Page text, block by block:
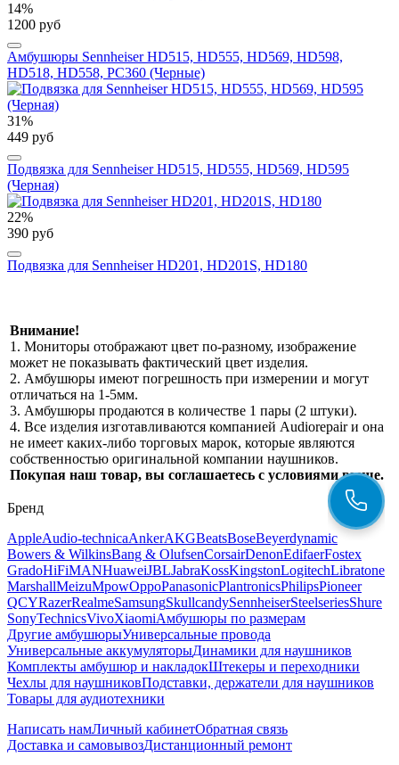
14%
1200 руб
Амбушюры Sennheiser HD515, HD555, HD569, HD598,
HD518, HD558, PC360 (Черные)
31%
449 руб
Подвязка для Sennheiser HD515, HD555, HD569, HD595
(Черная)
22%
390 руб
Подвязка для Sennheiser HD201, HD201S, HD180
Внимание!
1. Мониторы отображают цвет по-разному, изображение
может не показывать фактический цвет изделия.
2. Амбушюры имеют погрешность при измерении и могут
отличаться на 1-5мм.
3. Амбушюры продаются в количестве 1 пары (2 штуки).
4. Все изделия изготавливаются компанией Audiorepair и она
не имеет каких-либо торговых марок, которые являются
собственностью оригинальной компании наушников.
Покупая наш товар, вы соглашаетесь с условиями выше.
Бренд
AppleAudio-technicaAnkerAKGBeatsBoseBeyerdynamic
Bowers & WilkinsBang & OlufsenCorsairDenonEdifaerFostex
GradoHiFiMANHuaweiJBLJabraKossKingstonLogitechLibratone
MarshallMeizuMpowOppoPanasonicPlantronicsPhilipsPioneer
QCYRazerRealmeSamsungSkullcandySennheiserSteelseriesShure
SonyTechnicsVivoXiaomiАмбушюры по размерам
Другие амбушюрыУниверсальные провода
Универсальные аккумуляторыДинамики для наушников
Комплекты амбушюр и накладокШтекеры и переходники
Чехлы для наушниковПодставки, держатели для наушников
Товары для аудиотехники
Написать намЛичный кабинетОбратная связь
Доставка и самовывозДистанционный ремонт